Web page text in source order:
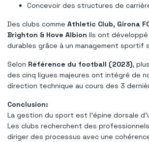
Concevoir des structures de
Des clubs comme Athletic Club, Girona
Brighton & Hove Albion Ils ont
durables grâce à un management sportif
Selon Référence du football (2023),
des cinq ligues majeures ont intégré de
direction technique au cours des 3
Conclusion:
La gestion du sport est l’épine dorsale
Les clubs recherchent des
diriger des processus avec une